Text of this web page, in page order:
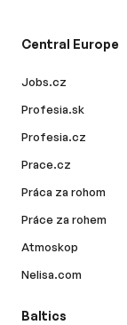
Central Europe
Jobs.cz
Profesia.sk
Profesia.cz
Prace.cz
Práca za rohom
Práce za rohem
Atmoskop
Nelisa.com
Baltics